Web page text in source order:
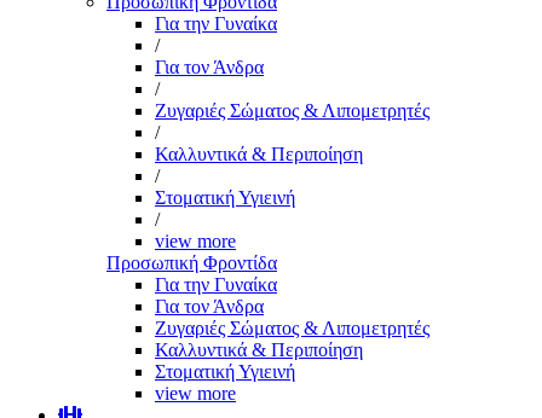
Για την Γυναίκα
/
Για τον Άνδρα
/
Ζυγαριές Σώματος & Λιπομετρητές
/
Καλλυντικά & Περιποίηση
/
Στοματική Υγιεινή
/
view more
Προσωπική Φροντίδα
Για την Γυναίκα
Για τον Άνδρα
Ζυγαριές Σώματος & Λιπομετρητές
Καλλυντικά & Περιποίηση
Στοματική Υγιεινή
view more